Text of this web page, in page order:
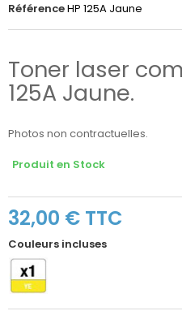
RéférenceHP 125A Jaune
Toner laser
125A Jaune.
Photos non contractuelles.
Produit en Stock
32,00 € TTC
Couleurs incluses